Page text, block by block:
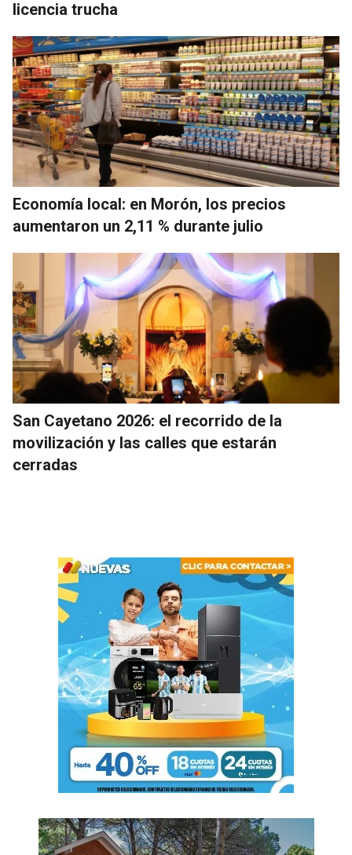
licencia trucha
Economía local: en Morón, los precios
aumentaron un 2,11 % durante julio
San Cayetano 2026: el recorrido de la
movilización y las calles que estarán
cerradas